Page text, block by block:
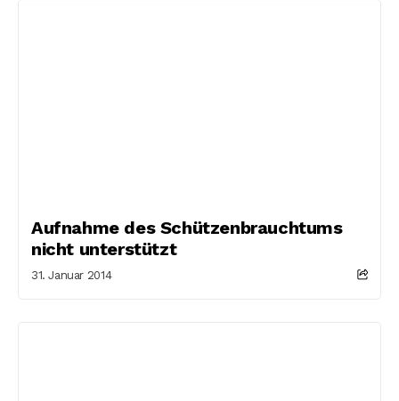
Aufnahme des Schützenbrauchtums
nicht unterstützt
31. Januar 2014